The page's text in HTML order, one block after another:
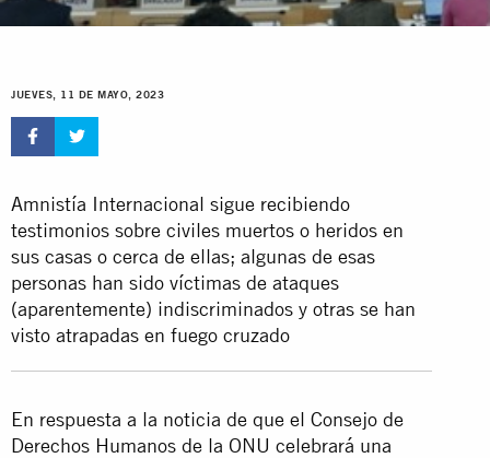
INVESTIGACIÓN
JUEVES, 11 DE MAYO, 2023
Amnistía Internacional sigue recibiendo
testimonios sobre civiles muertos o heridos en
sus casas o cerca de ellas; algunas de esas
personas han sido víctimas de ataques
(aparentemente) indiscriminados y otras se han
visto atrapadas en fuego cruzado
En respuesta a la noticia de que el Consejo de
Derechos Humanos de la ONU celebrará una